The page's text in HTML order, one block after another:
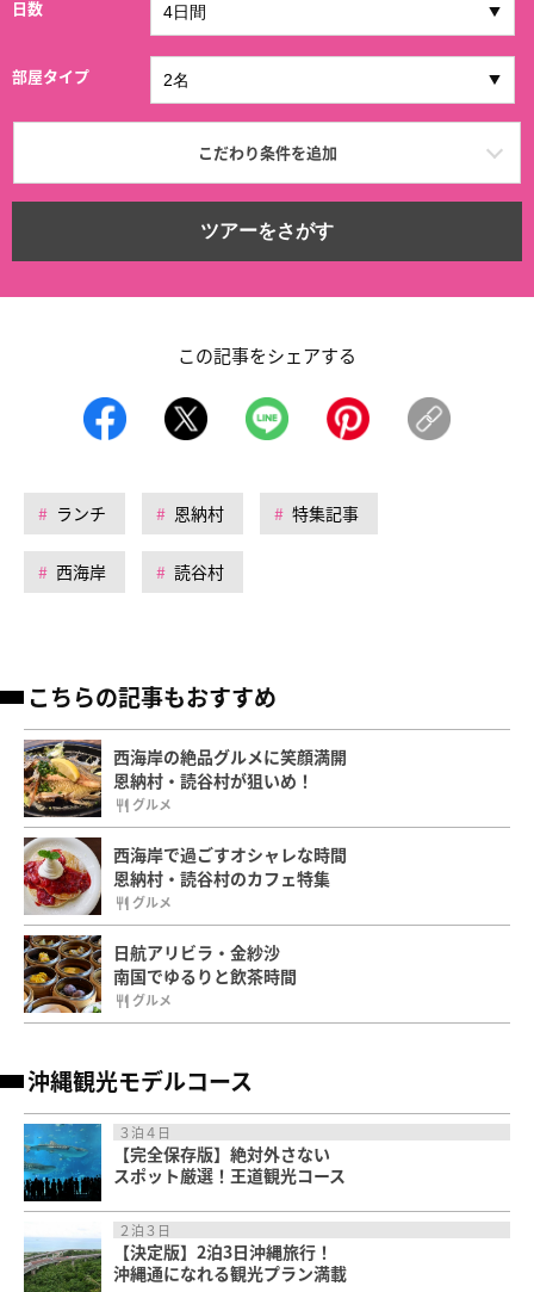
日数
部屋タイプ
こだわり条件を追加
ツアーをさがす
この記事をシェアする
ランチ 恩納村 特集記事
西海岸 読谷村
こちらの記事もおすすめ
西海岸の絶品グルメに笑顔満開
恩納村・読谷村が狙いめ！
グルメ
西海岸で過ごすオシャレな時間
恩納村・読谷村のカフェ特集
グルメ
日航アリビラ・金紗沙
南国でゆるりと飲茶時間
グルメ
沖縄観光モデルコース
３泊４日
【完全保存版】絶対外さない
スポット厳選！王道観光コース
２泊３日
【決定版】2泊3日沖縄旅行！
沖縄通になれる観光プラン満載